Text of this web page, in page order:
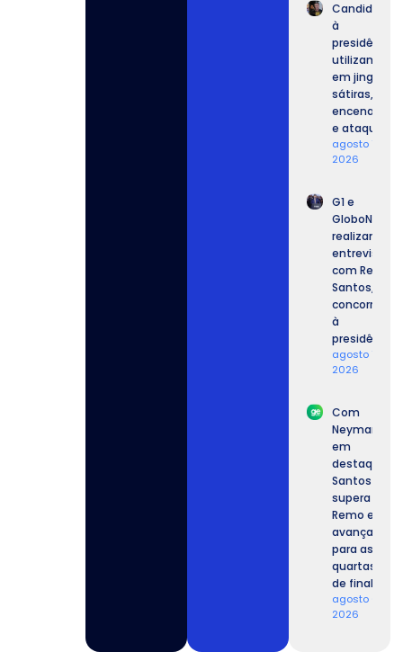
Candidatos
à
presidência
utilizam IA
em jingles,
sátiras,
encenações
e ataques.
agosto 7,
2026
G1 e
GloboNews
realizam
entrevista
com Renan
Santos,
concorrente
à
presidência.
agosto 7,
2026
Com
Neymar
em
destaque,
Santos
supera o
Remo e
avança
para as
quartas
de final.
agosto 6,
2026